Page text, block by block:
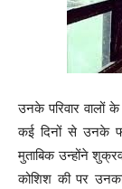
उनके परिवार वालों
कई दिनों से उनके
मुताबिक उन्होंने
कोशिश की पर